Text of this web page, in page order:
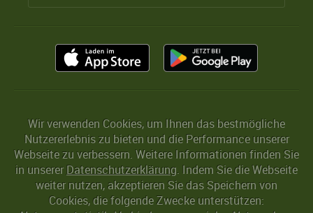
Wir verwenden Cookies, um Ihnen das bestmögliche
Nutzererlebnis zu bieten und die Performance unserer
Webseite zu verbessern. Weitere Informationen finden Sie
in unserer Datenschutzerklärung. Indem Sie die Webseite
weiter nutzen, akzeptieren Sie das Speichern von
Cookies, die folgende Zwecke unterstützen: